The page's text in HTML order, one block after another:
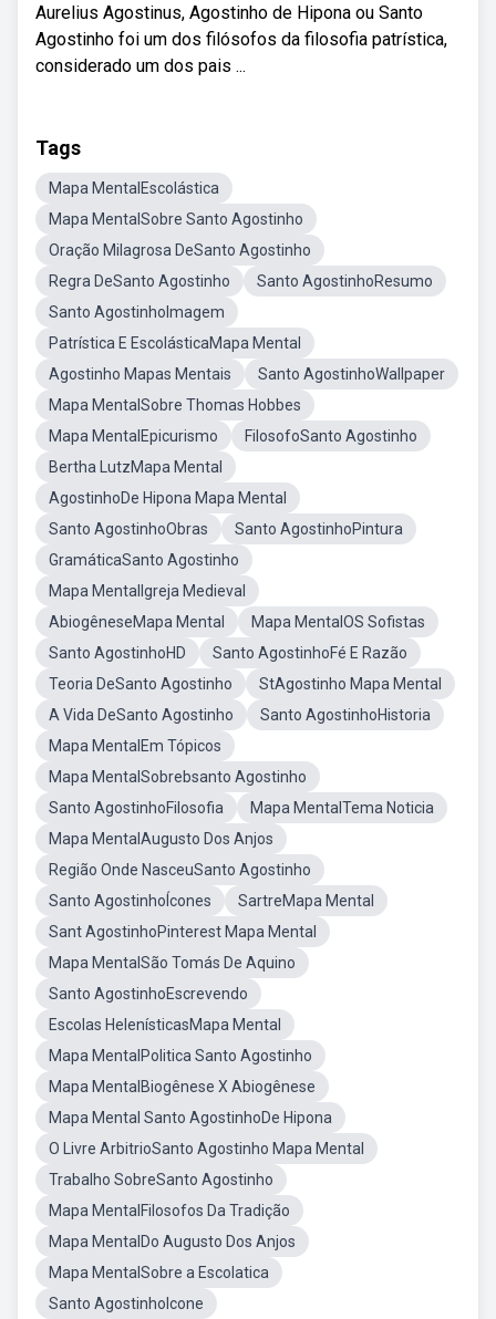
Aurelius Agostinus, Agostinho de Hipona ou Santo
Agostinho foi um dos filósofos da filosofia patrística,
considerado um dos pais ...
Tags
Mapa MentalEscolástica
Mapa MentalSobre Santo Agostinho
Oração Milagrosa DeSanto Agostinho
Regra DeSanto Agostinho
Santo AgostinhoResumo
Santo AgostinhoImagem
Patrística E EscolásticaMapa Mental
Agostinho Mapas Mentais
Santo AgostinhoWallpaper
Mapa MentalSobre Thomas Hobbes
Mapa MentalEpicurismo
FilosofoSanto Agostinho
Bertha LutzMapa Mental
AgostinhoDe Hipona Mapa Mental
Santo AgostinhoObras
Santo AgostinhoPintura
GramáticaSanto Agostinho
Mapa MentalIgreja Medieval
AbiogêneseMapa Mental
Mapa MentalOS Sofistas
Santo AgostinhoHD
Santo AgostinhoFé E Razão
Teoria DeSanto Agostinho
StAgostinho Mapa Mental
A Vida DeSanto Agostinho
Santo AgostinhoHistoria
Mapa MentalEm Tópicos
Mapa MentalSobrebsanto Agostinho
Santo AgostinhoFilosofia
Mapa MentalTema Noticia
Mapa MentalAugusto Dos Anjos
Região Onde NasceuSanto Agostinho
Santo AgostinhoÍcones
SartreMapa Mental
Sant AgostinhoPinterest Mapa Mental
Mapa MentalSão Tomás De Aquino
Santo AgostinhoEscrevendo
Escolas HelenísticasMapa Mental
Mapa MentalPolitica Santo Agostinho
Mapa MentalBiogênese X Abiogênese
Mapa Mental Santo AgostinhoDe Hipona
O Livre ArbitrioSanto Agostinho Mapa Mental
Trabalho SobreSanto Agostinho
Mapa MentalFilosofos Da Tradição
Mapa MentalDo Augusto Dos Anjos
Mapa MentalSobre a Escolatica
Santo AgostinhoIcone